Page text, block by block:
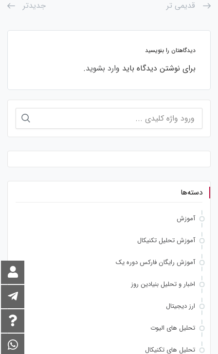
قدیمی تر جدیدتر
دیدگاهتان را بنویسید
برای نوشتن دیدگاه باید وارد بشوید.
برای:
دسته‌ها
آموزش
آموزش تحلیل تکنیکال
آموزش رایگان فارکس دوره یک
اخبار و تحلیل بنیادین روز
ارز دیجیتال
تحلیل های الیوت
تحلیل های تکنیکال